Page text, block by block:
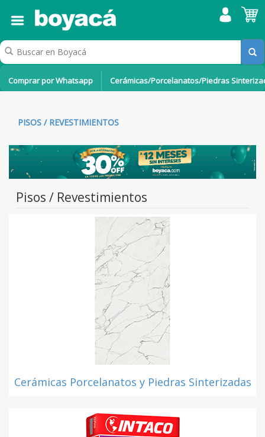
Comprar por Whatsapp Cerámicas/Porcelanatos/Piedras
PISOS / REVESTIMIENTOS
Pisos / Revestimientos
Cerámicas Porcelanatos y Piedras Sinterizadas